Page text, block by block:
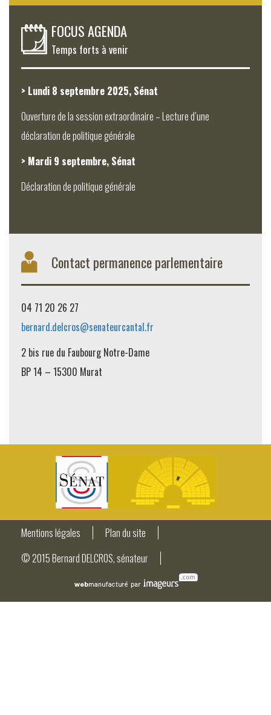
FOCUS AGENDA
Temps forts à venir
> Lundi 8 septembre 2025, Sénat
Ouverture de la session extraordinaire – Lecture d’une
déclaration de politique générale
> Mardi 9 septembre, Sénat
Déclaration de politique générale
Contact permanence parlementaire
04 71 20 26 27
bernard.delcros@senateurcantal.fr
2 bis rue du Faubourg Notre-Dame
BP 14 – 15300 Murat
Mentions légales
Plan du site
© 2015 Bernard DELCROS, sénateur